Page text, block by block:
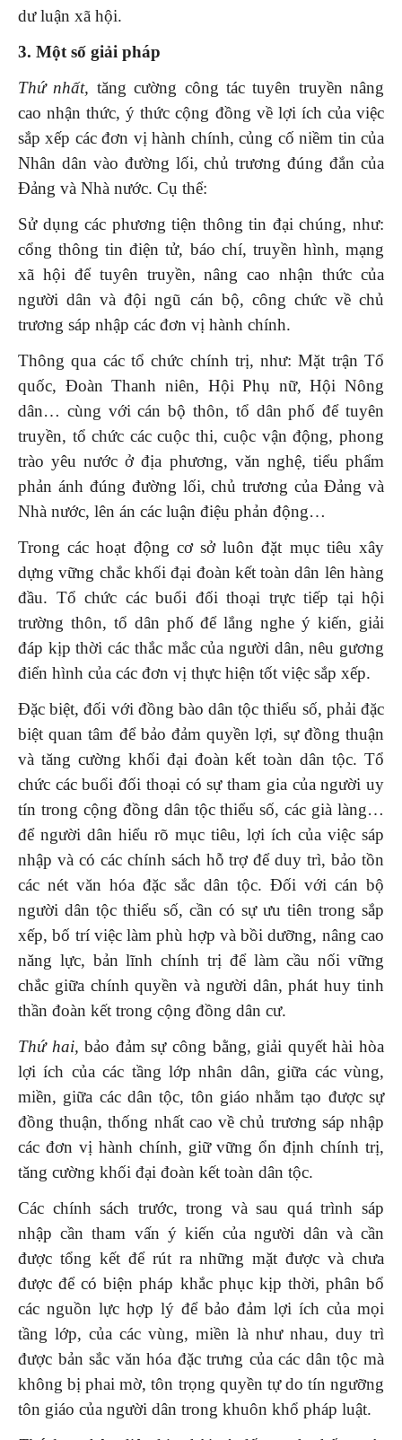
dư luận xã hội.
3. Một số giải pháp
Thứ nhất, tăng cường công tác tuyên truyền nâng
cao nhận thức, ý thức cộng đồng về lợi ích của việc
sắp xếp các đơn vị hành chính, củng cố niềm tin của
Nhân dân vào đường lối, chủ trương đúng đắn của
Đảng và Nhà nước. Cụ thể:
Sử dụng các phương tiện thông tin đại chúng, như:
cổng thông tin điện tử, báo chí, truyền hình, mạng
xã hội để tuyên truyền, nâng cao nhận thức của
người dân và đội ngũ cán bộ, công chức về chủ
trương sáp nhập các đơn vị hành chính.
Thông qua các tổ chức chính trị, như: Mặt trận Tổ
quốc, Đoàn Thanh niên, Hội Phụ nữ, Hội Nông
dân… cùng với cán bộ thôn, tổ dân phố để tuyên
truyền, tổ chức các cuộc thi, cuộc vận động, phong
trào yêu nước ở địa phương, văn nghệ, tiểu phẩm
phản ánh đúng đường lối, chủ trương của Đảng và
Nhà nước, lên án các luận điệu phản động…
Trong các hoạt động cơ sở luôn đặt mục tiêu xây
dựng vững chắc khối đại đoàn kết toàn dân lên hàng
đầu. Tổ chức các buổi đối thoại trực tiếp tại hội
trường thôn, tổ dân phố để lắng nghe ý kiến, giải
đáp kịp thời các thắc mắc của người dân, nêu gương
điển hình của các đơn vị thực hiện tốt việc sắp xếp.
Đặc biệt, đối với đồng bào dân tộc thiểu số, phải đặc
biệt quan tâm để bảo đảm quyền lợi, sự đồng thuận
và tăng cường khối đại đoàn kết toàn dân tộc. Tổ
chức các buổi đối thoại có sự tham gia của người uy
tín trong cộng đồng dân tộc thiểu số, các già làng…
để người dân hiểu rõ mục tiêu, lợi ích của việc sáp
nhập và có các chính sách hỗ trợ để duy trì, bảo tồn
các nét văn hóa đặc sắc dân tộc. Đối với cán bộ
người dân tộc thiểu số, cần có sự ưu tiên trong sắp
xếp, bố trí việc làm phù hợp và bồi dưỡng, nâng cao
năng lực, bản lĩnh chính trị để làm cầu nối vững
chắc giữa chính quyền và người dân, phát huy tinh
thần đoàn kết trong cộng đồng dân cư.
Thứ hai,bảo đảm sự công bằng, giải quyết hài hòa
lợi ích của các tầng lớp nhân dân, giữa các vùng,
miền, giữa các dân tộc, tôn giáo nhằm tạo được sự
đồng thuận, thống nhất cao về chủ trương sáp nhập
các đơn vị hành chính, giữ vững ổn định chính trị,
tăng cường khối đại đoàn kết toàn dân tộc.
Các chính sách trước, trong và sau quá trình sáp
nhập cần tham vấn ý kiến của người dân và cần
được tổng kết để rút ra những mặt được và chưa
được để có biện pháp khắc phục kịp thời, phân bổ
các nguồn lực hợp lý để bảo đảm lợi ích của mọi
tầng lớp, của các vùng, miền là như nhau, duy trì
được bản sắc văn hóa đặc trưng của các dân tộc mà
không bị phai mờ, tôn trọng quyền tự do tín ngưỡng
tôn giáo của người dân trong khuôn khổ pháp luật.